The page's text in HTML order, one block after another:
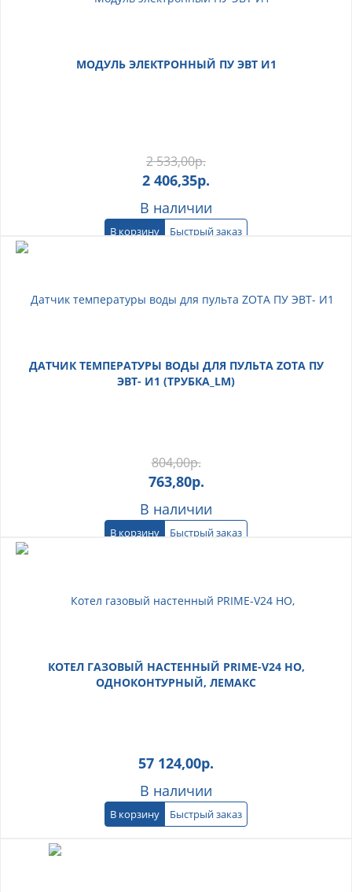
МОДУЛЬ ЭЛЕКТРОННЫЙ ПУ ЭВТ И1
2 533,00р.
2 406,35р.
В наличии
В корзину Быстрый заказ
ДАТЧИК ТЕМПЕРАТУРЫ ВОДЫ ДЛЯ ПУЛЬТА ZOTA ПУ
ЭВТ- И1 (ТРУБКА_LM)
804,00р.
763,80р.
В наличии
В корзину Быстрый заказ
КОТЕЛ ГАЗОВЫЙ НАСТЕННЫЙ PRIME-V24 НО,
ОДНОКОНТУРНЫЙ, ЛЕМАКС
57 124,00р.
В наличии
В корзину Быстрый заказ